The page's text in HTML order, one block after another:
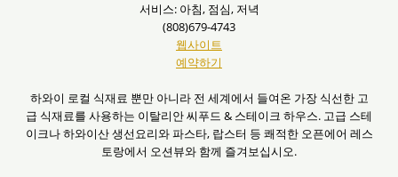
서비스: 아침, 점심, 저녁
(808)679-4743
웹사이트
예약하기
하와이 로컬 식재료 뿐만 아니라 전 세계에서 들여온 가장 식선한 고
급 식재료를 사용하는 이탈리안 씨푸드 & 스테이크 하우스. 고급 스테
이크나 하와이산 생선요리와 파스타, 랍스터 등 쾌적한 오픈에어 레스
토랑에서 오션뷰와 함께 즐겨보십시오.